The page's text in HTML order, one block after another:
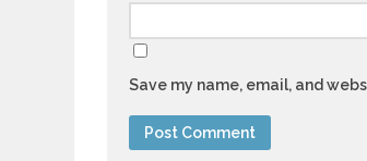
Save my name, email, and